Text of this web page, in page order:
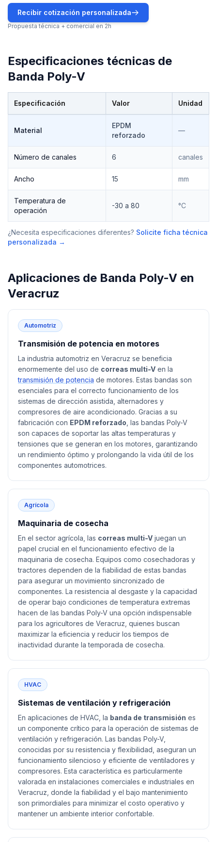
Recibir cotización personalizada
Propuesta técnica + comercial en 2h
Especificaciones técnicas de
Banda Poly-V
Especificación Valor Unidad
Material
EPDM
reforzado
—
Número de canales 6 canales
Ancho 15 mm
Temperatura de
operación
-30 a 80 °C
¿Necesita especificaciones diferentes? Solicite ficha técnica
personalizada →
Aplicaciones de Banda Poly-V en
Veracruz
Automotriz
Transmisión de potencia en motores
La industria automotriz en Veracruz se beneficia
enormemente del uso de correas multi-V en la
transmisión de potencia de motores. Estas bandas son
esenciales para el correcto funcionamiento de los
sistemas de dirección asistida, alternadores y
compresores de aire acondicionado. Gracias a su
fabricación con EPDM reforzado , las bandas Poly-V
son capaces de soportar las altas temperaturas y
tensiones que se generan en los motores, garantizando
un rendimiento óptimo y prolongando la vida útil de los
componentes automotrices.
Agrícola
Maquinaria de cosecha
En el sector agrícola, las correas multi-V juegan un
papel crucial en el funcionamiento efectivo de la
maquinaria de cosecha. Equipos como cosechadoras y
tractores dependen de la fiabilidad de estas bandas
para asegurar un movimiento sincronizado de
componentes. La resistencia al desgaste y la capacidad
de operar bajo condiciones de temperatura extremas
hacen de las bandas Poly-V una opción indispensable
para los agricultores de Veracruz, quienes buscan
maximizar la eficiencia y reducir los tiempos de
inactividad durante la temporada de cosecha.
HVAC
Sistemas de ventilación y refrigeración
En aplicaciones de HVAC, la banda de transmisión es
un componente crítico para la operación de sistemas de
ventilación y refrigeración. Las bandas Poly-V,
conocidas por su resistencia y flexibilidad, aseguran un
funcionamiento silencioso y eficiente de ventiladores y
compresores. Esta característica es particularmente
valorada en instalaciones comerciales e industriales en
Veracruz, donde la fiabilidad y el bajo mantenimiento
son primordiales para minimizar el costo operativo y
mantener un ambiente interior confortable.